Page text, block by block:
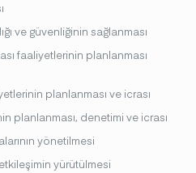
ve güvenliğinin sağlanması
faaliyetlerinin planlanması
planlanması ve icrası
planlanması, denetimi ve icrası
yönetilmesi
yürütülmesi